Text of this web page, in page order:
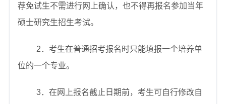
荐免试生不需进行网上确认，也不得再报名参加当年
硕士研究生招生考试。
2．考生在普通招考报名时只能填报一个培养单
位的一个专业。
3．在网上报名截止日期前，考生可自行修改自